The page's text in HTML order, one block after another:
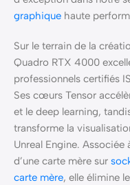
graphique haute
Sur le terrain de la
Quadro RTX 4000
professionnels certifiés
Ses cœurs Tensor
et le deep learning,
transforme la
Unreal Engine.
d’une carte mère sur
carte mère, elle élimine